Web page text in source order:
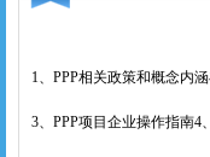
1、PPP相关政策和概念内
3、PPP项目企业操作指南4